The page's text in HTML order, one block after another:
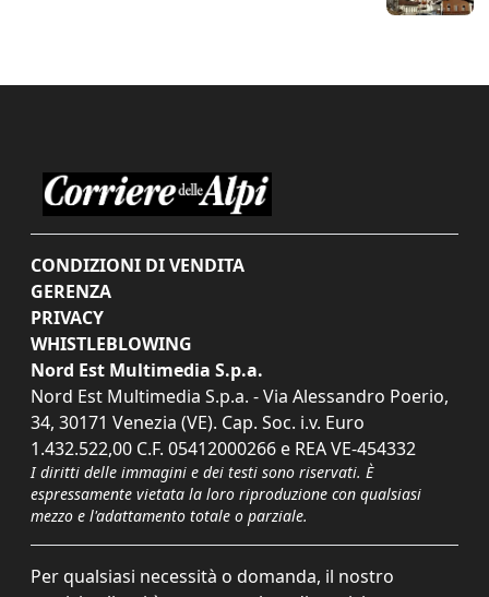
CONDIZIONI DI VENDITA
GERENZA
PRIVACY
WHISTLEBLOWING
Nord Est Multimedia S.p.a.
Nord Est Multimedia S.p.a. - Via Alessandro Poerio,
34, 30171 Venezia (VE). Cap. Soc. i.v. Euro
1.432.522,00 C.F. 05412000266 e REA VE-454332
I diritti delle immagini e dei testi sono riservati. È
espressamente vietata la loro riproduzione con qualsiasi
mezzo e l'adattamento totale o parziale.
Per qualsiasi necessità o domanda, il nostro